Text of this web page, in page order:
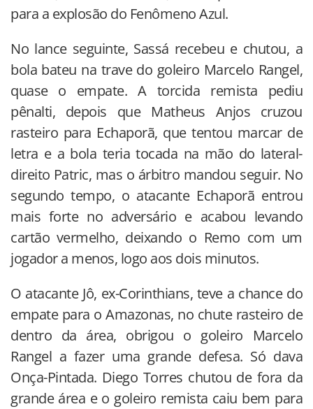
para a explosão do Fenômeno Azul.
No lance seguinte, Sassá recebeu e chutou, a
bola bateu na trave do goleiro Marcelo Rangel,
quase o empate. A torcida remista pediu
pênalti, depois que Matheus Anjos cruzou
rasteiro para Echaporã, que tentou marcar de
letra e a bola teria tocada na mão do lateral-
direito Patric, mas o árbitro mandou seguir. No
segundo tempo, o atacante Echaporã entrou
mais forte no adversário e acabou levando
cartão vermelho, deixando o Remo com um
jogador a menos, logo aos dois minutos.
O atacante Jô, ex-Corinthians, teve a chance do
empate para o Amazonas, no chute rasteiro de
dentro da área, obrigou o goleiro Marcelo
Rangel a fazer uma grande defesa. Só dava
Onça-Pintada. Diego Torres chutou de fora da
grande área e o goleiro remista caiu bem para